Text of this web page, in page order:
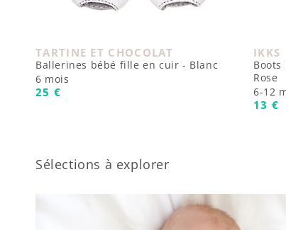
Fournisseur :
TARTINE ET CHOCOLAT
Ballerines bébé fille en cuir - Blanc
6 mois
Prix habituel
25 €
IKKS
Rose
6-12
Prix
13 €
Sélections à explorer